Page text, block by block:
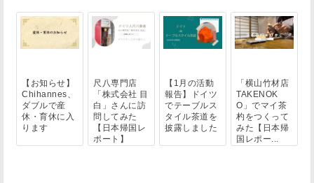
【お知らせ】
Chihannes、
ダブルで産
休・育休に入
ります
尺八専門店
「株式会社 目
白」さんに訪
問してみた
【日本帰国レ
ポート】
【1月の活動
報告】ドイツ
でテーブルス
タイル茶道を
披露しました
「横山竹材店
TAKENOK
O」でマイ茶
杓をつくって
みた【日本帰
国レポー...